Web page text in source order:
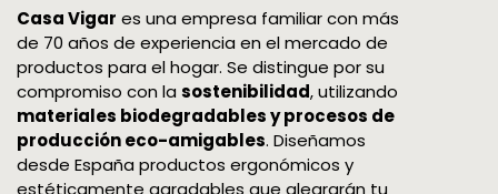
comprobemos su estado, procederemos a
realizar el abono por el importe total a tu
tarjeta de crédito. El tiempo que tarda el abono
en reflejarse dependerá de las condiciones de
tu banco, puede tardar hasta unos 10 días.
Te enviaremos un correo electrónico de
Casa Vigar es una empresa familiar con más
de 70 años de experiencia en el mercado de
productos para el hogar. Se distingue por su
compromiso con la sostenibilidad, utilizando
materiales biodegradables y procesos de
producción eco-amigables. Diseñamos
desde España productos ergonómicos y
estéticamente agradables que alegrarán tu